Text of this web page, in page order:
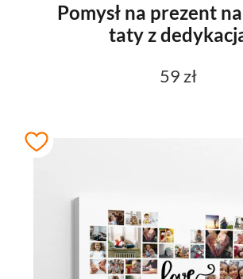
Pomysł na prezent
taty z
59 zł